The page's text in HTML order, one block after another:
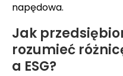
napędowa.
Jak
rozumieć
a ESG?